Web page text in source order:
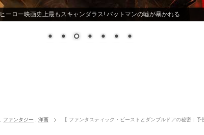
ヒーロー映画史上最もスキャンダラス! バットマンの嘘が暴かれる
ファンタジー 洋画 【 ファンタスティック・ビーストとダンブルドアの秘密：予